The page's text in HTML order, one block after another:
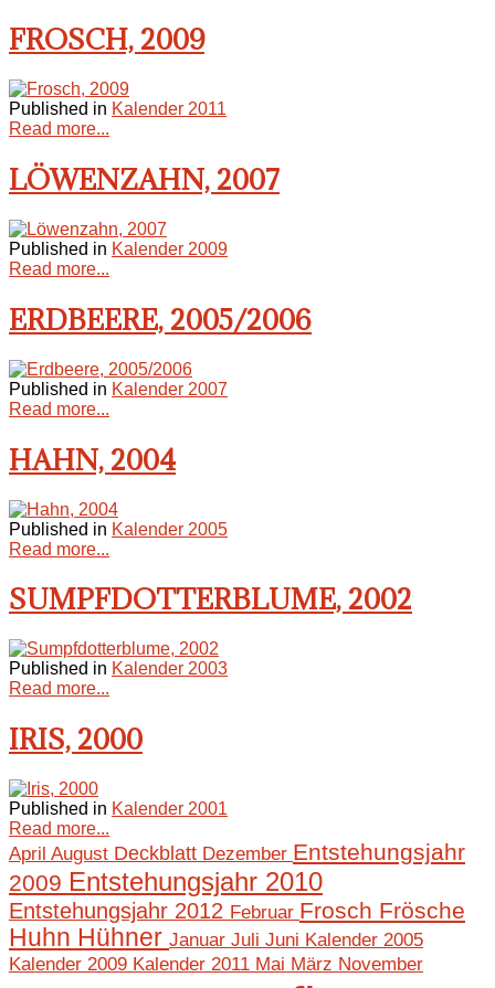
FROSCH, 2009
Published in Kalender 2011
Read more...
LÖWENZAHN, 2007
Published in Kalender 2009
Read more...
ERDBEERE, 2005/2006
Published in Kalender 2007
Read more...
HAHN, 2004
Published in Kalender 2005
Read more...
SUMPFDOTTERBLUME, 2002
Published in Kalender 2003
Read more...
IRIS, 2000
Published in Kalender 2001
Read more...
April August Deckblatt Dezember Entstehungsjahr
2009 Entstehungsjahr 2010
Entstehungsjahr 2012 Februar Frosch Frösche
Huhn Hühner Januar Juli Juni Kalender 2005
Kalender 2009 Kalender 2011 Mai März November